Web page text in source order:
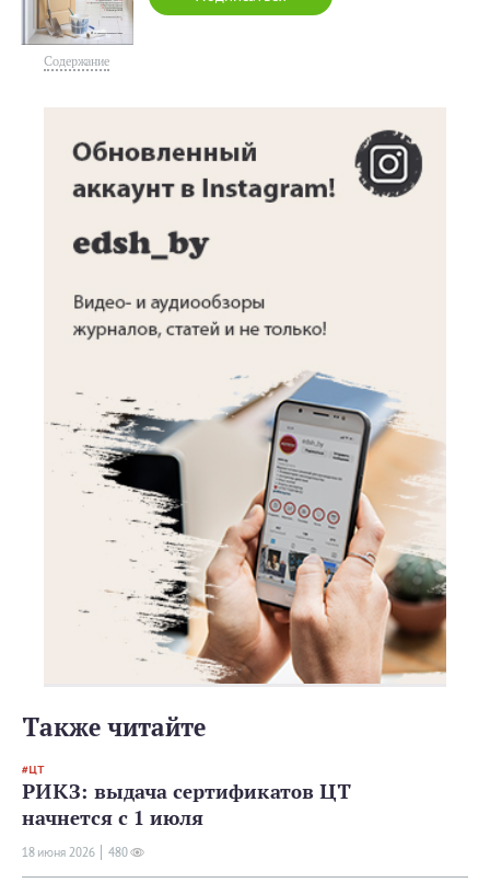
Содержание
Также читайте
ЦТ
РИКЗ: выдача сертификатов ЦТ
начнется с 1 июля
18 июня 2026 480